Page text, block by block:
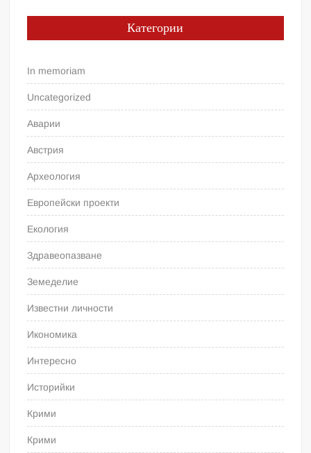
Категории
In memoriam
Uncategorized
Аварии
Австрия
Археология
Европейски проекти
Екология
Здравеопазване
Земеделие
Известни личности
Икономика
Интересно
Историйки
Крими
Крими